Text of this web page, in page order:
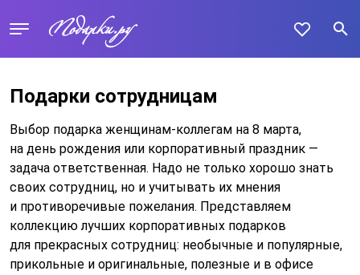
Подарки сотрудницам
Выбор подарка женщинам-коллегам на 8 марта,
на день рождения или корпоративный праздник —
задача ответственная. Надо не только хорошо знать
своих сотрудниц, но и учитывать их мнения
и противоречивые пожелания. Представляем
коллекцию лучших корпоративных подарков
для прекрасных сотрудниц: необычные и популярные,
прикольные и оригинальные, полезные и в офисе